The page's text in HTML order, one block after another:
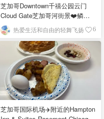
芝加哥Downtown千禧公园云门
Cloud Gate芝加哥河街景❤️鳞次
栉比的高楼
热爱生活和自由的轻舞飞扬 6
芝加哥国际机场✈️附近的Hampton